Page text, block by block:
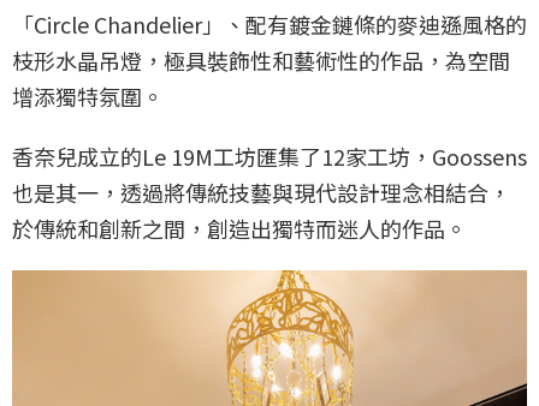
「Circle Chandelier」、配有鍍金鏈條的麥迪遜風格的
枝形水晶吊燈，極具裝飾性和藝術性的作品，為空間
增添獨特氛圍。
香奈兒成立的Le 19M工坊匯集了12家工坊，Goossens
也是其一，透過將傳統技藝與現代設計理念相結合，
於傳統和創新之間，創造出獨特而迷人的作品。